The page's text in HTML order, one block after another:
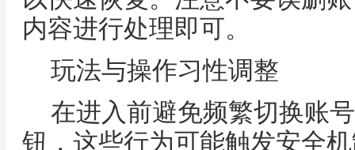
内容进行处理即可。
玩法与操作习性调整
在进入前避免频繁切换账
钮，这些行为可能触发安全